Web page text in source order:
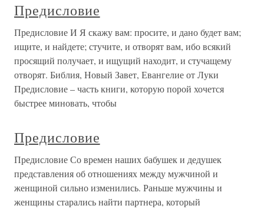
Предисловие
Предисловие И Я скажу вам: просите, и дано будет вам;
ищите, и найдете; стучите, и отворят вам, ибо всякий
просящий получает, и ищущий находит, и стучащему
отворят. Библия, Новый Завет, Евангелие от Луки
Предисловие – часть книги, которую порой хочется
быстрее миновать, чтобы
Предисловие
Предисловие Со времен наших бабушек и дедушек
представления об отношениях между мужчиной и
женщиной сильно изменились. Раньше мужчины и
женщины старались найти партнера, который